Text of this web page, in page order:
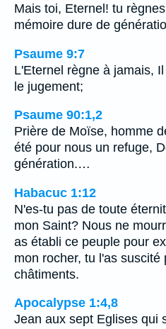
Mais toi, Eternel! tu
mémoire dure de
Psaume 9:7
L'Eternel règne à jamais,
le jugement;
Psaume 90:1,2
Prière de Moïse, homme
été pour nous un refuge,
génération.…
Habacuc 1:12
N'es-tu pas de toute
mon Saint? Nous ne
as établi ce peuple pour
mon rocher, tu l'as suscité
châtiments.
Apocalypse 1:4,8
Jean aux sept Eglises qui